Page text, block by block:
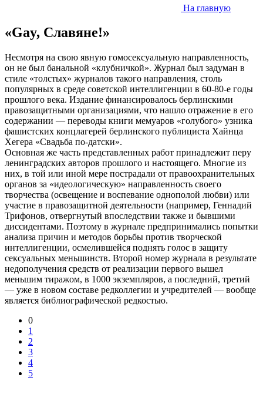
На главную
«Gay, Славяне!»
Несмотря на свою явную гомосексуальную направленность,
он не был банальной «клубничкой». Журнал был задуман в
стиле «толстых» журналов такого направления, столь
популярных в среде советской интеллигенции в 60-80-е годы
прошлого века. Издание финансировалось берлинскими
правозащитными организациями, что нашло отражение в его
содержании — переводы книги мемуаров «голубого» узника
фашистских концлагерей берлинского публициста Хайнца
Хегера «Свадьба по-датски».
Основная же часть представленных работ принадлежит перу
ленинградских авторов прошлого и настоящего. Многие из
них, в той или иной мере пострадали от правоохранительных
органов за «идеологическую» направленность своего
творчества (освещение и воспевание однополой любви) или
участие в правозащитной деятельности (например, Геннадий
Трифонов, отвергнутый впоследствии также и бывшими
диссидентами. Поэтому в журнале предпринимались попытки
анализа причин и методов борьбы против творческой
интеллигенции, осмелившейся поднять голос в защиту
сексуальных меньшинств. Второй номер журнала в результате
недополучения средств от реализации первого вышел
меньшим тиражом, в 1000 экземпляров, а последний, третий
— уже в новом составе редколлегии и учредителей — вообще
является библиографической редкостью.
0
1
2
3
4
5